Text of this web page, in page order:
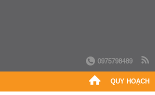
0975798489
QUY HOẠCH